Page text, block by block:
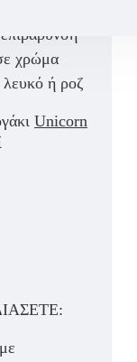
καθώς και
χρώμα
ή ροζ
Unicorn